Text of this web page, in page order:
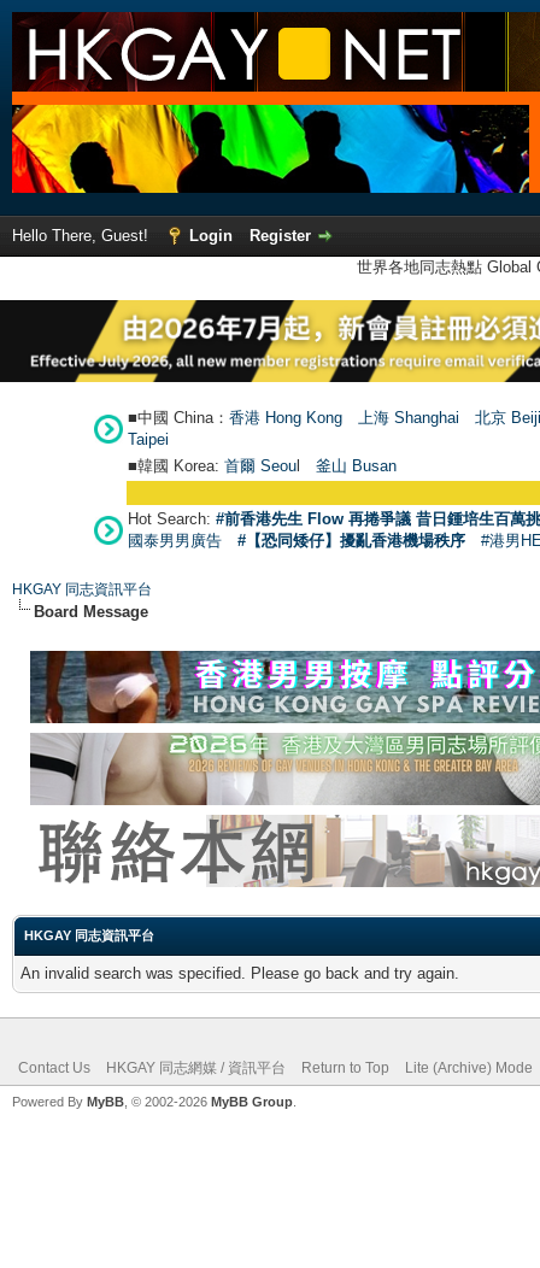
Hello There, Guest! Login
Register
世界各地同志熱點
■中國 China： 香港 Hong Kong 上海 Shanghai
北京
Taipei
■韓國 Korea: 首爾 Seoul 釜山 Busan
Hot Search: #前香港先生 Flow 再捲爭議 昔日鍾培生百萬
國泰男男廣告
#【恐同矮仔】擾亂香港機場秩序 #港男
HKGAY 同志資訊平台
Board Message
HKGAY 同志資訊平台
An invalid search was specified. Please go back and try again.
Contact Us HKGAY 同志網媒 / 資訊平台 Return to Top Lite (Archive) Mode
Powered By MyBB , © 2002-2026 MyBB Group